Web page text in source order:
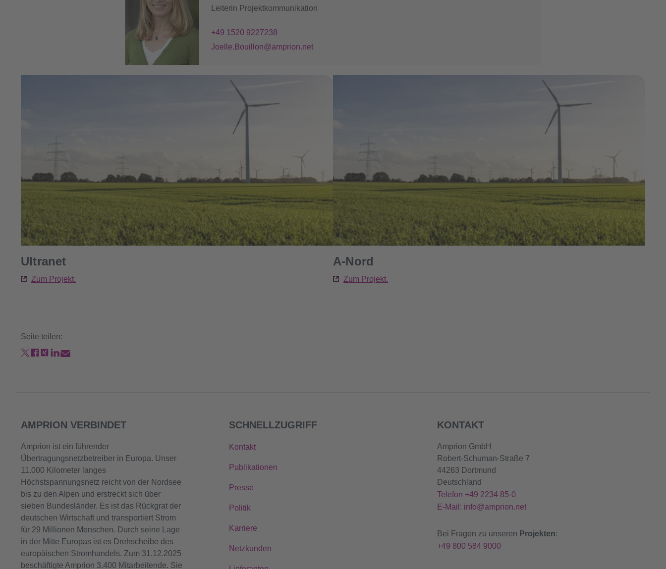
Leiterin Projektkommunikation
+49 1520 9227238
Joelle.Bouillon@amprion.net
Ultranet
Zum Projekt.
A-Nord
Zum Projekt.
Seite teilen:
AMPRION VERBINDET
Amprion ist ein führender
Übertragungsnetzbetreiber in Europa. Unser
11.000 Kilometer langes
Höchstspannungsnetz reicht von der Nordsee
bis zu den Alpen und erstreckt sich über
sieben Bundesländer. Es ist das Rückgrat der
deutschen Wirtschaft und transportiert Strom
für 29 Millionen Menschen. Durch seine Lage
in der Mitte Europas ist es Drehscheibe des
europäischen Stromhandels. Zum 31.12.2025
beschäftigte Amprion 3.400 Mitarbeitende. Sie
SCHNELLZUGRIFF
Kontakt
Publikationen
Presse
Politik
Karriere
Netzkunden
KONTAKT
Amprion GmbH
Robert-Schuman-Straße 7
44263 Dortmund
Deutschland
Telefon +49 2234 85-0
E-Mail: info@amprion.net
Bei Fragen zu unseren Projekten:
+49 800 584 9000